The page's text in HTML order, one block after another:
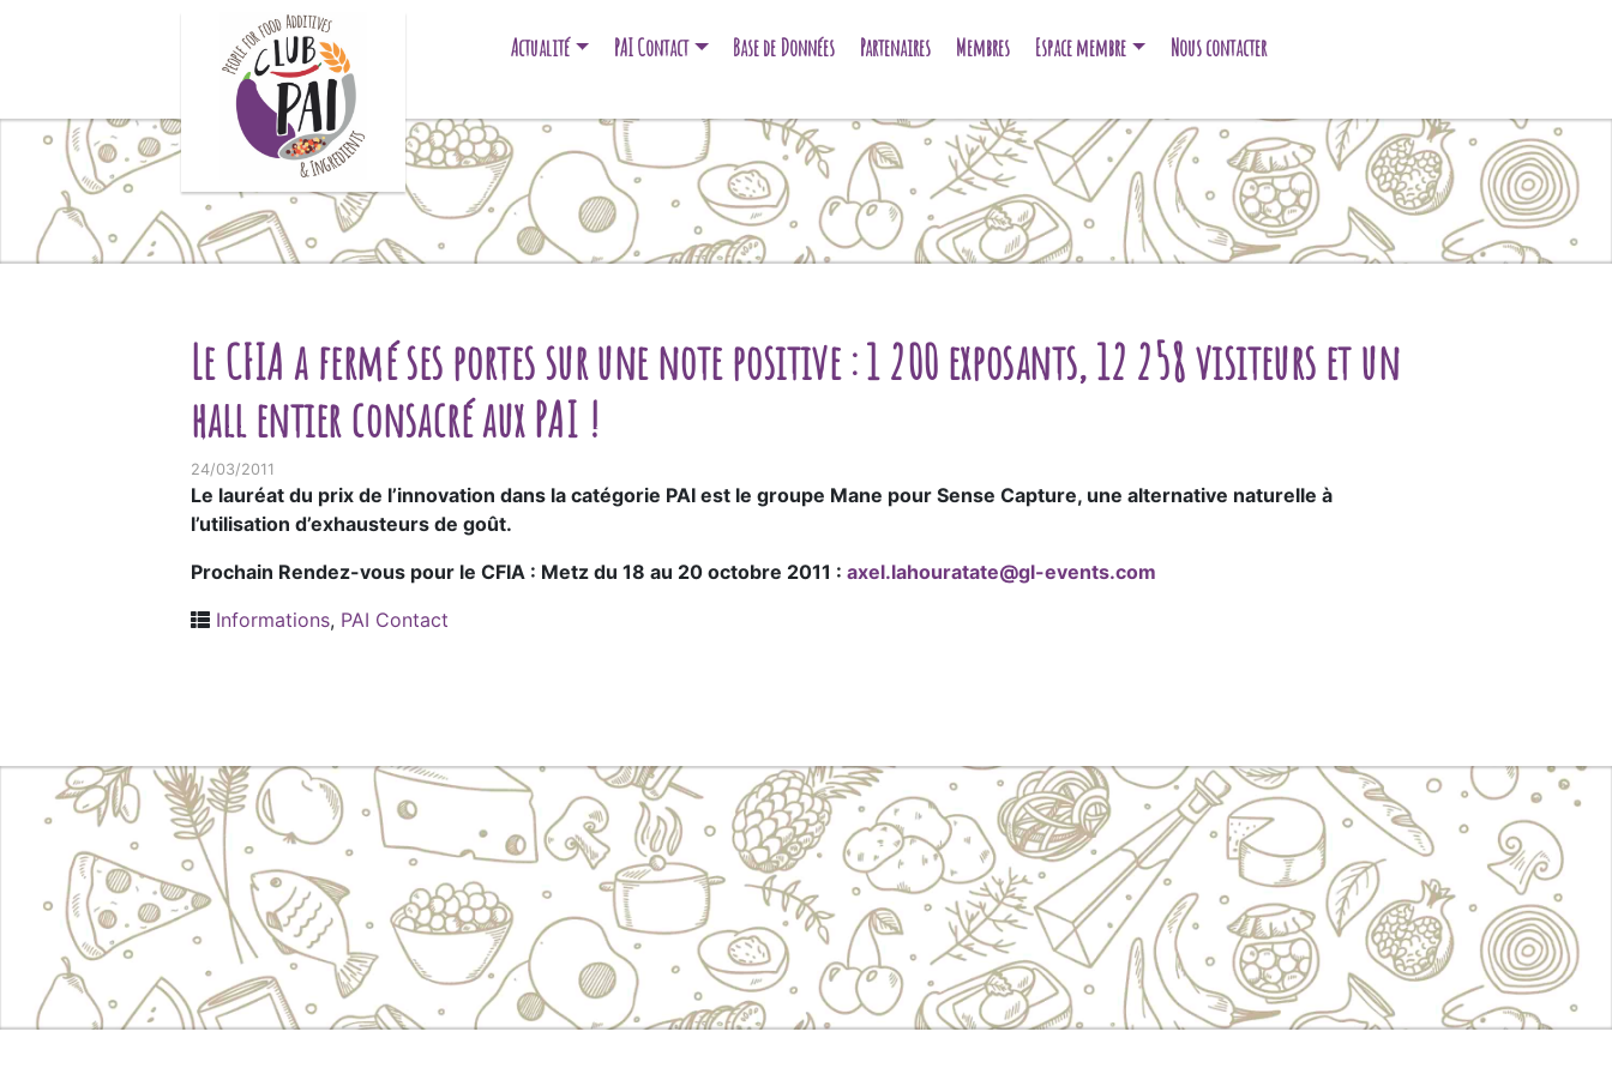
Actualité PAI Contact Base de Données Partenaires Membres Espace membre Nous contacter
Le CFIA a fermé ses portes sur une note positive : 1 200 exposants, 12 258 visiteurs et un
hall entier consacré aux PAI !
24/03/2011
Le lauréat du prix de l’innovation dans la catégorie PAI est le groupe Mane pour Sense Capture, une alternative naturelle à
l’utilisation d’exhausteurs de goût.
Prochain Rendez-vous pour le CFIA : Metz du 18 au 20 octobre 2011 : axel.lahouratate@gl-events.com
Informations, PAI Contact